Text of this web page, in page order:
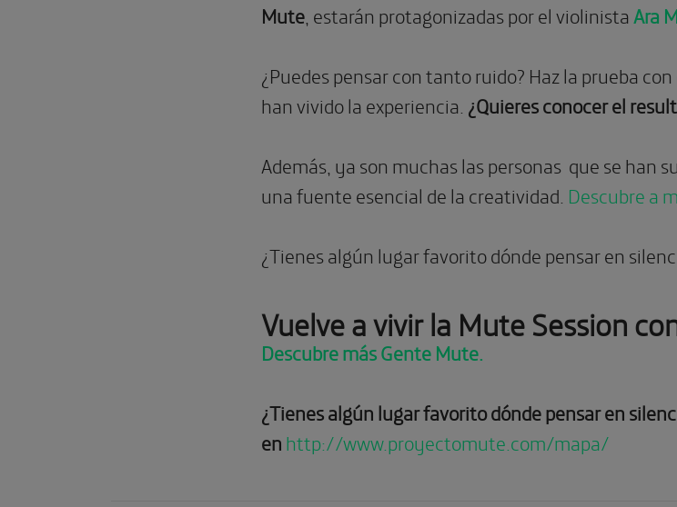
Mute , estarán protagonizadas por el violinistaAra
¿Puedes pensar con tanto ruido? Haz la prueba con
han vivido la experiencia. ¿Quieres conocer el
Además, ya son muchas las personas que se han
una fuente esencial de la creatividad. Descubre a
¿Tienes algún lugar favorito dónde pensar en
Vuelve a vivir la Mute Session
Descubre más Gente Mute.
¿Tienes algún lugar favorito dónde pensar en
enhttp://www.proyectomute.com/mapa/